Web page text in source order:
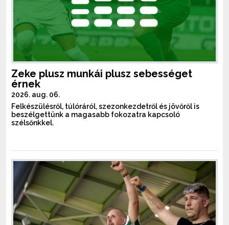
Zeke plusz munkái plusz sebességet
érnek
2026. aug. 06.
Felkészülésről, túlóráról, szezonkezdetről és jövőről is
beszélgettünk a magasabb fokozatra kapcsoló
szélsőnkkel.